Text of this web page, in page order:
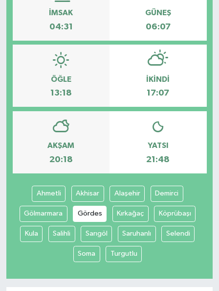
İMSAK
04:31
GÜNEŞ
06:07
ÖĞLE
13:18
İKINDI
17:07
AKŞAM
20:18
YATSI
21:48
Ahmetli Akhisar Alaşehir Demirci
Gölmarmara Gördes Kırkağaç Köprübaşı
Kula Salihli Sarıgöl Saruhanlı Selendi
Soma Turgutlu
Eğitim
SEKTÖR
Magazin
haber ara
Günün Haberleri
Tüm Makaleler
Tüm Haberler
Videolu Haberler